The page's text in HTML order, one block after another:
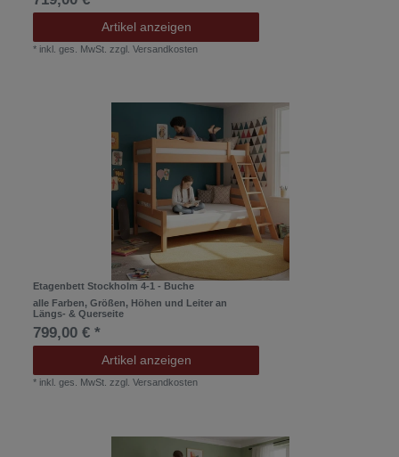
Artikel anzeigen
* inkl. ges. MwSt. zzgl.Versandkosten
Etagenbett Stockholm 4-1 - Buche
alle Farben, Größen, Höhen und Leiter an
Längs- & Querseite
799,00 € *
Artikel anzeigen
* inkl. ges. MwSt. zzgl.Versandkosten